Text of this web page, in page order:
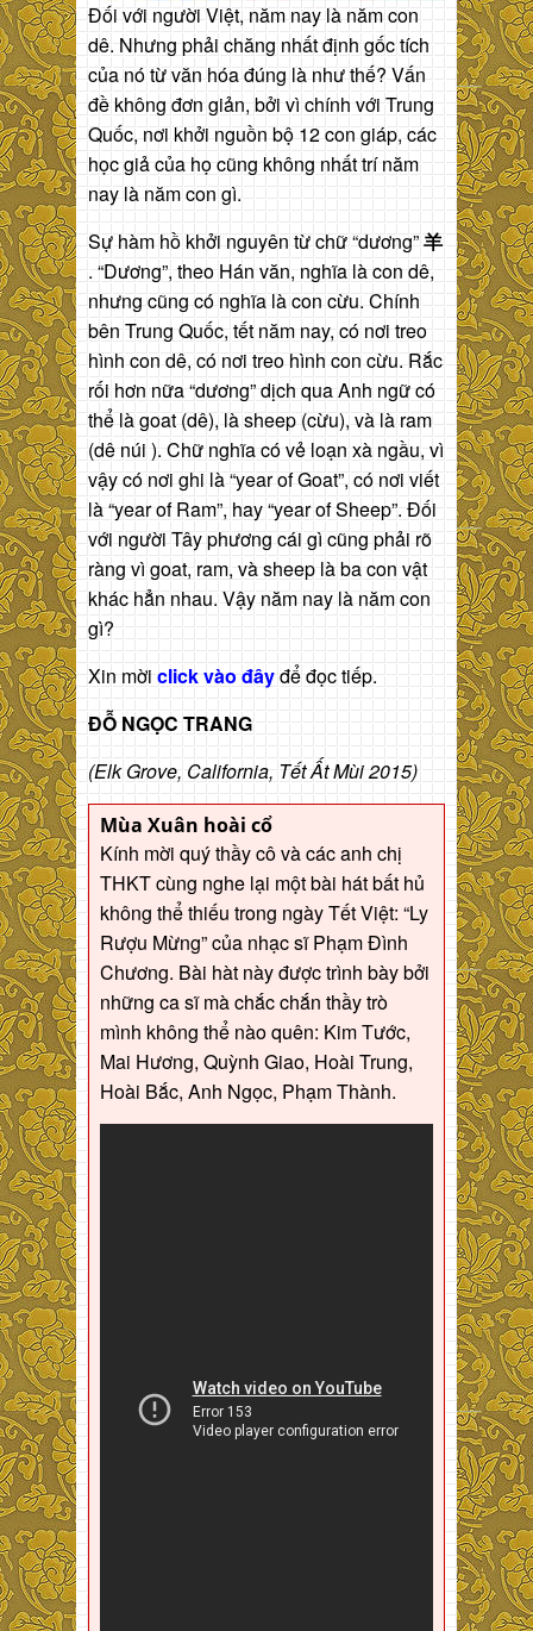
Đối với người Việt, năm nay là năm con
dê. Nhưng phải chăng nhất định gốc tích
của nó từ văn hóa đúng là như thế? Vấn
đề không đơn giản, bởi vì chính với Trung
Quốc, nơi khởi nguồn bộ 12 con giáp, các
học giả của họ cũng không nhất trí năm
nay là năm con gì.
Sự hàm hồ khởi nguyên từ chữ “dương”羊
. “Dương”, theo Hán văn, nghĩa là con dê,
nhưng cũng có nghĩa là con cừu. Chính
bên Trung Quốc, tết năm nay, có nơi treo
hình con dê, có nơi treo hình con cừu. Rắc
rối hơn nữa “dương” dịch qua Anh ngữ có
thể là goat (dê), là sheep (cừu), và là ram
(dê núi ). Chữ nghĩa có vẻ loạn xà ngầu, vì
vậy có nơi ghi là “year of Goat”, có nơi viết
là “year of Ram”, hay “year of Sheep”. Đối
với người Tây phương cái gì cũng phải rõ
ràng vì goat, ram, và sheep là ba con vật
khác hẳn nhau. Vậy năm nay là năm con
gì?
Xin mời click vào đâyđể đọc tiếp.
ĐỖ NGỌC TRANG
(Elk Grove, California, Tết Ất Mùi 2015)
Mùa Xuân hoài cổ
Kính mời quý thầy cô và các anh chị
THKT cùng nghe lại một bài hát bất hủ
không thể thiếu trong ngày Tết Việt: “Ly
Rượu Mừng” của nhạc sĩ Phạm Đình
Chương. Bài hàt này được trình bày bởi
những ca sĩ mà chắc chắn thầy trò
mình không thể nào quên: Kim Tước,
Mai Hương, Quỳnh Giao, Hoài Trung,
Hoài Bắc, Anh Ngọc, Phạm Thành.